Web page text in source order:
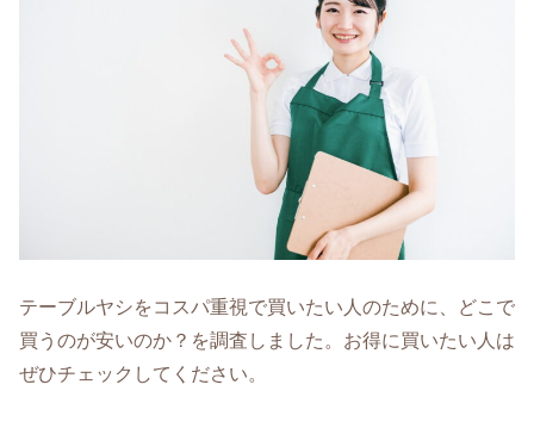
テーブルヤシをコスパ重視で買いたい人のために、どこで
買うのが安いのか？を調査しました。お得に買いたい人は
ぜひチェックしてください。